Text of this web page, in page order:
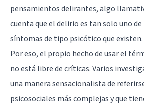
pensamientos delirantes, algo
cuenta que el delirio es tan solo uno
síntomas de tipo psicótico que existen.
Por eso, el propio hecho de usar el
no está libre de críticas. Varios
una manera sensacionalista de
psicosociales más complejas y que